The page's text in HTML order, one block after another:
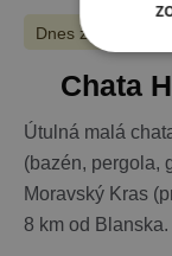
Dnes zobrazeno
Chata
Útulná malá
(bazén, pergola,
Moravský Kras
8 km od Blanska.